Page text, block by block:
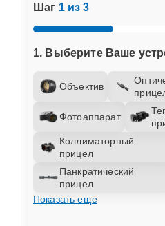
Шаг 1 из 3
1. Выберите Ваше
Объектив
Фотоаппарат
Коллиматорный
прицел
Панкратический
прицел
Показать еще